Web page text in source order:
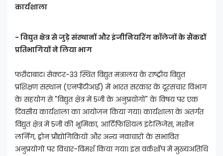
कार्यशाला
- विद्युत क्षेत्र से जुड़े संस्थानों और इंजीनियरिंग कॉलेजों के सैंकडों
प्रतिभागियों ने लिया भाग
फरीदाबाद। सेक्टर-33 स्थित विद्युत मंत्रालय के राष्ट्रीय विद्युत
प्रशिक्षण संस्थान (एनपीटीआई) में भारत सरकार के दूरसंचार विभाग
के सहयोग से "विद्युत क्षेत्र में 5जी के अनुप्रयोगों" के विषय पर एक
दिवसीय कार्यशाला का आयोजन किया गया। कार्यशाला के अंतर्गत
विद्युत क्षेत्र में 5जी की भूमिका, आर्टिफिशियल इंटेलिजेंस, मशीन
लर्निंग, ड्रोन प्रौद्योगिकियों और अन्य नवाचारों के संभावित
अनुप्रयोगों पर विचार-विमर्श किया गया। इस वर्कशॉप में मुख्यअतिथि